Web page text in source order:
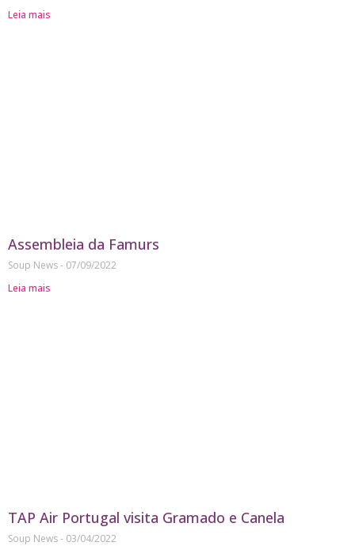
Leia mais
Assembleia da Famurs
Soup News
07/09/2022
Leia mais
TAP Air Portugal visita Gramado e Canela
Soup News
03/04/2022